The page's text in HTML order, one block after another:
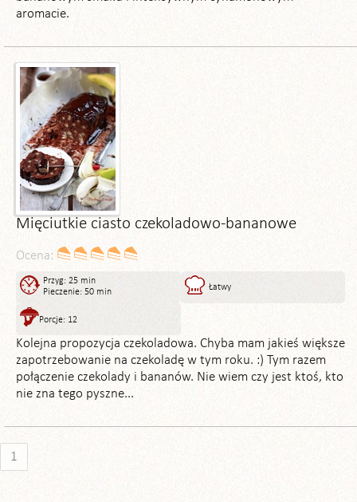
aromacie.
Mięciutkie ciasto czekoladowo-bananowe
Ocena:
Przyg: 25 min
Pieczenie: 50 min
Łatwy
Porcje: 12
Kolejna propozycja czekoladowa. Chyba mam jakieś większe
zapotrzebowanie na czekoladę w tym roku. :) Tym razem
połączenie czekolady i bananów. Nie wiem czy jest ktoś, kto
nie zna tego pyszne...
1